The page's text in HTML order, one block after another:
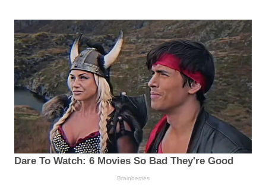
Dare To Watch: 6 Movies So Bad They're Good
Brainberries